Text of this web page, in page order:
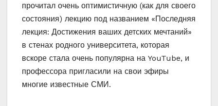
прочитал очень оптимистичную (как для своего
состояния) лекцию под названием «Последняя
лекция: Достижения ваших детских мечтаний»
в стенах родного университета, которая
вскоре стала очень популярна на YouTube, и
профессора пригласили на свои эфиры
многие известные СМИ.